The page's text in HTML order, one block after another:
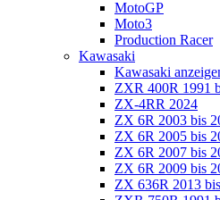
MotoGP
Moto3
Production Racer
Kawasaki
Kawasaki
ZXR 400R 1991
ZX-4RR 2024
ZX 6R 2003 bis
ZX 6R 2005 bis
ZX 6R 2007 bis
ZX 6R 2009 bis
ZX 636R 2013